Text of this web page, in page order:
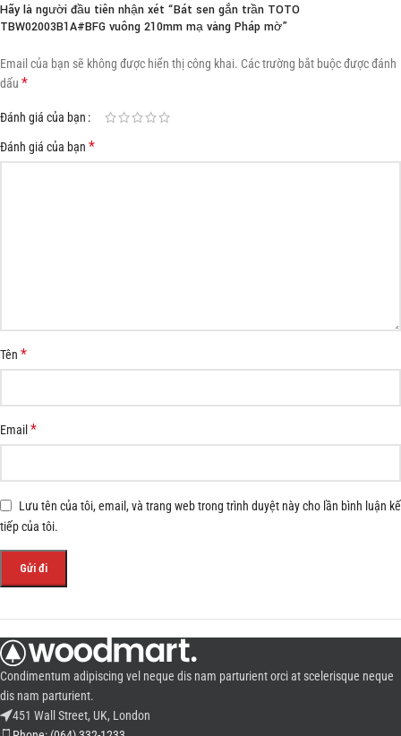
Hãy là người đầu tiên nhận xét “Bát sen gắn trần TOTO
TBW02003B1A#BFG vuông 210mm mạ vàng Pháp mờ”
Email của bạn sẽ không được hiển thị công khai. Các trường bắt buộc được đánh
dấu *
Đánh giá của bạn
Đánh giá của bạn *
Tên *
Email*
Lưu tên của tôi, email, và trang web trong trình duyệt này cho lần bình luận kế
tiếp của tôi.
Condimentum adipiscing vel neque dis nam parturient orci at scelerisque neque
dis nam parturient.
451 Wall Street, UK, London